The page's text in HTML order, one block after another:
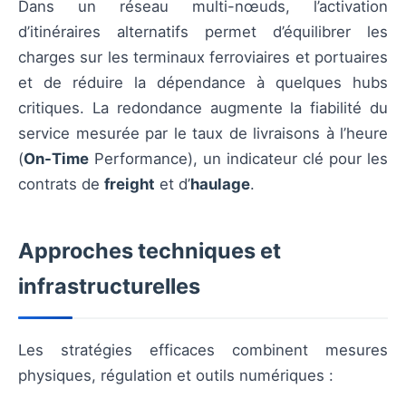
Dans un réseau multi-nœuds, l’activation
d’itinéraires alternatifs permet d’équilibrer les
charges sur les terminaux ferroviaires et portuaires
et de réduire la dépendance à quelques hubs
critiques. La redondance augmente la fiabilité du
service mesurée par le taux de livraisons à l’heure
(On-Time Performance), un indicateur clé pour les
contrats de freight et d’haulage.
Approches techniques et
infrastructurelles
Les stratégies efficaces combinent mesures
physiques, régulation et outils numériques :